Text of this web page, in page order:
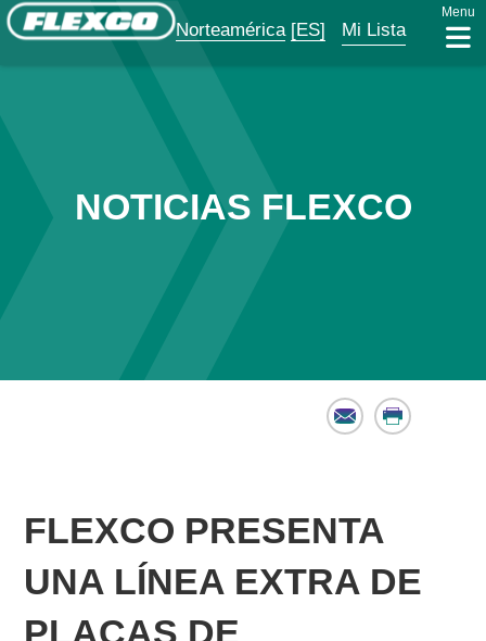
Norteamérica [ES] Mi Lista
Menu
NOTICIAS FLEXCO
Email Print
FLEXCO PRESENTA
UNA LÍNEA EXTRA DE
PLACAS DE